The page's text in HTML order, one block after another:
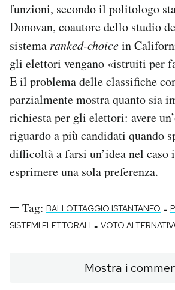
funzioni, secondo il politologo
Donovan, coautore dello studio
sistema ranked-choicein
gli elettori vengano «istruiti per
E il problema delle classifiche
parzialmente mostra quanto sia
richiesta per gli elettori: avere
riguardo a più candidati quando
difficoltà a farsi un’idea nel caso
esprimere una sola preferenza.
Tag: BALLOTTAGGIO ISTANTANEO -
SISTEMI ELETTORALI - VOTO
Mostra i